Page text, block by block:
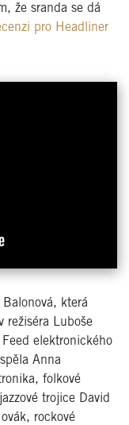
že sranda se dá
pro Headliner
která
režiséra Luboše
elektronického
Anna
folkové
trojice David
rockové